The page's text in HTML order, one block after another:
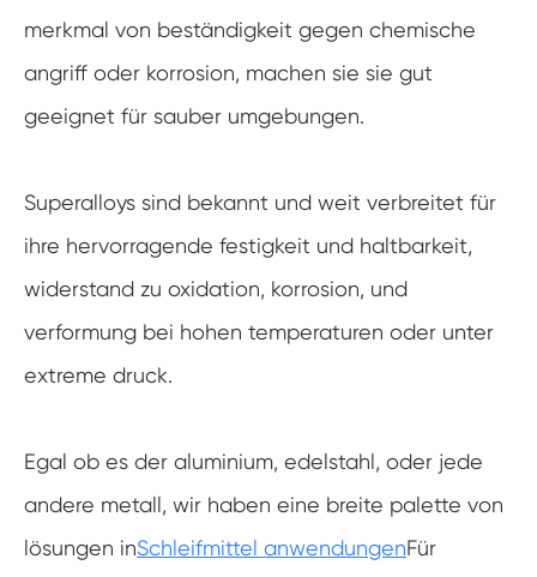
merkmal von beständigkeit gegen chemische
angriff oder korrosion, machen sie sie gut
geeignet für sauber umgebungen.
Superalloys sind bekannt und weit verbreitet für
ihre hervorragende festigkeit und haltbarkeit,
widerstand zu oxidation, korrosion, und
verformung bei hohen temperaturen oder unter
extreme druck.
Egal ob es der aluminium, edelstahl, oder jede
andere metall, wir haben eine breite palette von
lösungen inSchleifmittel anwendungenFür